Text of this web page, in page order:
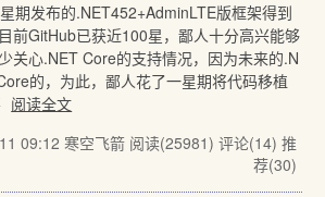
期发布的.NET452+AdminLTE版框架得到
前GitHub已获近100星，鄙人十分高兴能够
关心.NET Core的支持情况，因为未来的.N
的，为此，鄙人花了一星期将代码移植
阅读全文
09:12 寒空飞箭 阅读(25981) 评论(14) 推
荐(30)